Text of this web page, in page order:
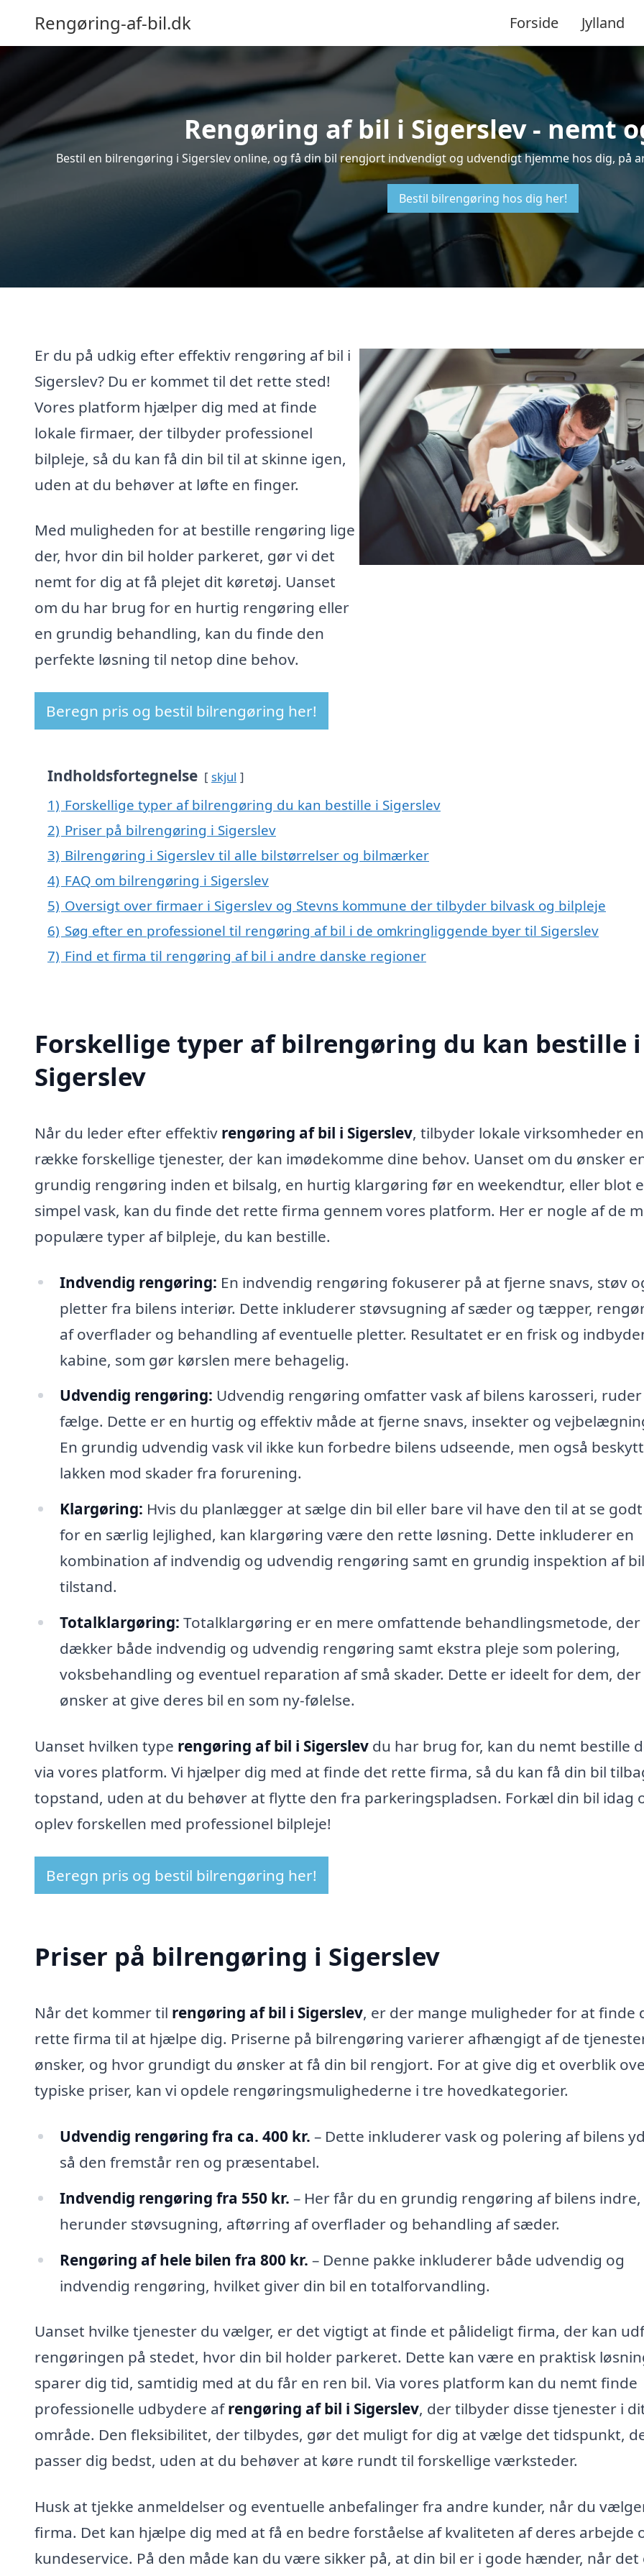
Rengøring-af-bil.dk Forside Jylland
Rengøring af bil i Sigerslev - nemt
Bestil en bilrengøring i Sigerslev online, og få din bil rengjort indvendigt og udvendigt hjemme hos dig, på
Bestil bilrengøring hos dig her!
Er du på udkig efter effektiv rengøring af bil i
Sigerslev? Du er kommet til det rette sted!
Vores platform hjælper dig med at finde
lokale firmaer, der tilbyder professionel
bilpleje, så du kan få din bil til at skinne igen,
uden at du behøver at løfte en finger.
Med muligheden for at bestille rengøring lige
der, hvor din bil holder parkeret, gør vi det
nemt for dig at få plejet dit køretøj. Uanset
om du har brug for en hurtig rengøring eller
en grundig behandling, kan du finde den
perfekte løsning til netop dine behov.
Beregn pris og bestil bilrengøring her!
Indholdsfortegnelse skjul
1) Forskellige typer af bilrengøring du kan bestille i Sigerslev
2) Priser på bilrengøring i Sigerslev
3) Bilrengøring i Sigerslev til alle bilstørrelser og bilmærker
4) FAQ om bilrengøring i Sigerslev
5) Oversigt over firmaer i Sigerslev og Stevns kommune der tilbyder bilvask og bilpleje
6) Søg efter en professionel til rengøring af bil i de omkringliggende byer til Sigerslev
7) Find et firma til rengøring af bil i andre danske regioner
Forskellige typer af bilrengøring du kan bestille i
Sigerslev
Når du leder efter effektiv rengøring af bil i Sigerslev, tilbyder lokale virksomheder en
række forskellige tjenester, der kan imødekomme dine behov. Uanset om du ønsker
grundig rengøring inden et bilsalg, en hurtig klargøring før en weekendtur, eller blot
simpel vask, kan du finde det rette firma gennem vores platform. Her er nogle af de
populære typer af bilpleje, du kan bestille.
Indvendig rengøring: En indvendig rengøring fokuserer på at fjerne snavs, støv
pletter fra bilens interiør. Dette inkluderer støvsugning af sæder og tæpper,
af overflader og behandling af eventuelle pletter. Resultatet er en frisk og
kabine, som gør kørslen mere behagelig.
Udvendig rengøring: Udvendig rengøring omfatter vask af bilens karosseri,
fælge. Dette er en hurtig og effektiv måde at fjerne snavs, insekter og
En grundig udvendig vask vil ikke kun forbedre bilens udseende, men også
lakken mod skader fra forurening.
Klargøring: Hvis du planlægger at sælge din bil eller bare vil have den til at se
for en særlig lejlighed, kan klargøring være den rette løsning. Dette inkluderer en
kombination af indvendig og udvendig rengøring samt en grundig inspektion af
tilstand.
Totalklargøring: Totalklargøring er en mere omfattende behandlingsmetode, der
dækker både indvendig og udvendig rengøring samt ekstra pleje som polering,
voksbehandling og eventuel reparation af små skader. Dette er ideelt for dem, der
ønsker at give deres bil en som ny-følelse.
Uanset hvilken type rengøring af bil i Sigerslev du har brug for, kan du nemt bestille
via vores platform. Vi hjælper dig med at finde det rette firma, så du kan få din bil
topstand, uden at du behøver at flytte den fra parkeringspladsen. Forkæl din bil idag
oplev forskellen med professionel bilpleje!
Beregn pris og bestil bilrengøring her!
Priser på bilrengøring i Sigerslev
Når det kommer til rengøring af bil i Sigerslev, er der mange muligheder for at finde
rette firma til at hjælpe dig. Priserne på bilrengøring varierer afhængigt af de
ønsker, og hvor grundigt du ønsker at få din bil rengjort. For at give dig et overblik
typiske priser, kan vi opdele rengøringsmulighederne i tre hovedkategorier.
Udvendig rengøring fra ca. 400 kr. – Dette inkluderer vask og polering af bilens
så den fremstår ren og præsentabel.
Indvendig rengøring fra 550 kr. – Her får du en grundig rengøring af bilens indre,
herunder støvsugning, aftørring af overflader og behandling af sæder.
Rengøring af hele bilen fra 800 kr. – Denne pakke inkluderer både udvendig og
indvendig rengøring, hvilket giver din bil en totalforvandling.
Uanset hvilke tjenester du vælger, er det vigtigt at finde et pålideligt firma, der kan
rengøringen på stedet, hvor din bil holder parkeret. Dette kan være en praktisk
sparer dig tid, samtidig med at du får en ren bil. Via vores platform kan du nemt finde
professionelle udbydere afrengøring af bil i Sigerslev, der tilbyder disse tjenester i
område. Den fleksibilitet, der tilbydes, gør det muligt for dig at vælge det tidspunkt,
passer dig bedst, uden at du behøver at køre rundt til forskellige værksteder.
Husk at tjekke anmeldelser og eventuelle anbefalinger fra andre kunder, når du
firma. Det kan hjælpe dig med at få en bedre forståelse af kvaliteten af deres arbejde
kundeservice. På den måde kan du være sikker på, at din bil er i gode hænder, når det